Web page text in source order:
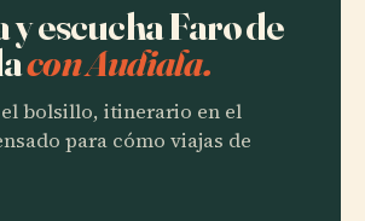
escucha Faro de
con Audiala.
bolsillo, itinerario en el
para cómo viajas de